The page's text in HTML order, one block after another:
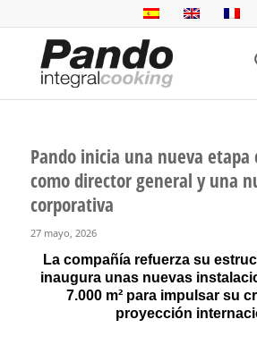
Pando inicia una nueva etapa
como director general y una
corporativa
27 mayo, 2026
La compañía refuerza su
inaugura unas nuevas
7.000 m² para impulsar su
proyección